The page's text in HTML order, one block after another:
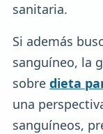
sanitaria.
Si además
sanguíneo, la
sobre dieta
una
sanguíneos,